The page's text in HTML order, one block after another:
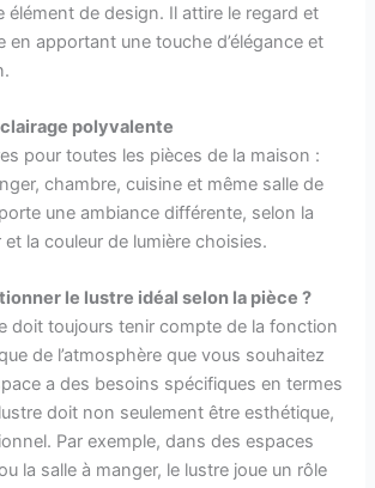
élément de design. Il attire le regard et
en apportant une touche d’élégance et
polyvalente
pour toutes les pièces de la maison :
chambre, cuisine et même salle de
une ambiance différente, selon la
la couleur de lumière choisies.
le lustre idéal selon la pièce ?
doit toujours tenir compte de la fonction
de l’atmosphère que vous souhaitez
a des besoins spécifiques en termes
doit non seulement être esthétique,
Par exemple, dans des espaces
la salle à manger, le lustre joue un rôle